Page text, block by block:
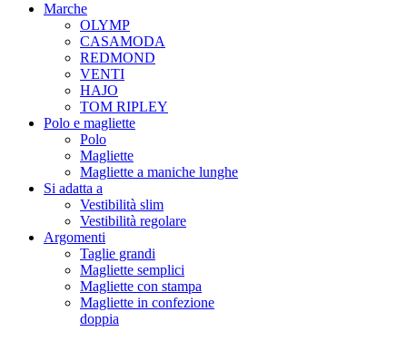
Marche
OLYMP
CASAMODA
REDMOND
VENTI
HAJO
TOM RIPLEY
Polo e magliette
Polo
Magliette
Magliette a maniche lunghe
Si adatta a
Vestibilità slim
Vestibilità regolare
Argomenti
Taglie grandi
Magliette semplici
Magliette con stampa
Magliette in confezione
doppia